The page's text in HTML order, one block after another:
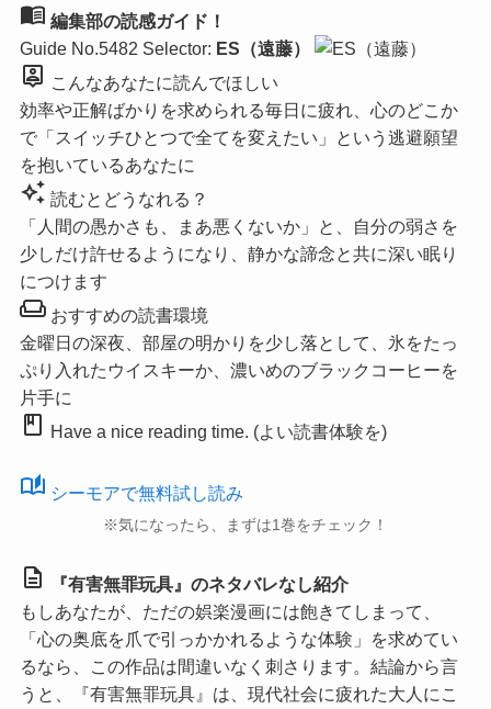
menu_book 編集部の読感ガイド！
Guide No.5482 Selector: ES（遠藤）
person_pin
こんなあなたに読んでほしい
効率や正解ばかりを求められる毎日に疲れ、心のどこか
で「スイッチひとつで全てを変えたい」という逃避願望
を抱いているあなたに
auto_awesome 読むとどうなれる？
「人間の愚かさも、まあ悪くないか」と、自分の弱さを
少しだけ許せるようになり、静かな諦念と共に深い眠り
につけます
weekendおすすめの読書環境
金曜日の深夜、部屋の明かりを少し落として、氷をたっ
ぷり入れたウイスキーか、濃いめのブラックコーヒーを
片手に
book Have a nice reading time. (よい読書体験を)
auto_stories シーモアで無料試し読み
※気になったら、まずは1巻をチェック！
description
『有害無罪玩具』のネタバレなし紹介
もしあなたが、ただの娯楽漫画には飽きてしまって、
「心の奥底を爪で引っかかれるような体験」を求めてい
るなら、この作品は間違いなく刺さります。結論から言
うと、『有害無罪玩具』は、現代社会に疲れた大人にこ